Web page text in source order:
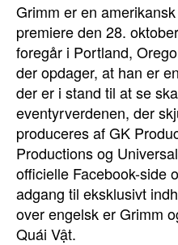
Grimm er en
premiere den 28.
foregår i Portland,
der opdager, at han er
der er i stand til at se
eventyrverdenen, der
produceres af GK
Productions og
officielle Facebook-side
adgang til eksklusivt
over engelsk er Grimm
Quái Vật.